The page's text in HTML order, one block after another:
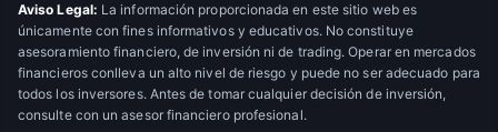
Aviso Legal: La información proporcionada en este sitio web es
únicamente con fines informativos y educativos. No constituye
asesoramiento financiero, de inversión ni de trading. Operar en mercados
financieros conlleva un alto nivel de riesgo y puede no ser adecuado para
todos los inversores. Antes de tomar cualquier decisión de inversión,
consulte con un asesor financiero profesional.